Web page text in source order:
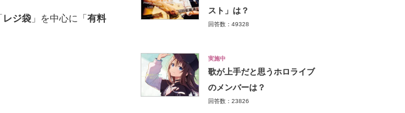
レジ袋 」を中心に「 有料
スト」は？
回答数：49328
実施中
歌が上手だと思うホロライブ
のメンバーは？
回答数：23826